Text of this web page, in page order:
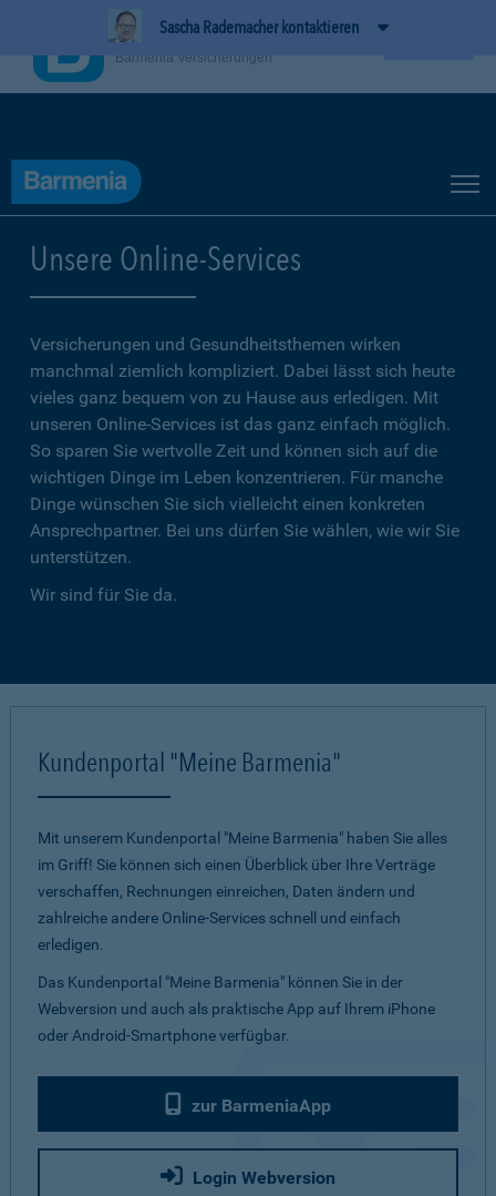
Sascha Rademacher kontaktieren
Unsere Online-Services
Versicherungen und Gesundheitsthemen wirken
manchmal ziemlich kompliziert. Dabei lässt sich heute
vieles ganz bequem von zu Hause aus erledigen. Mit
unseren Online-Services ist das ganz einfach möglich.
So sparen Sie wertvolle Zeit und können sich auf die
wichtigen Dinge im Leben konzentrieren. Für manche
Dinge wünschen Sie sich vielleicht einen konkreten
Ansprechpartner. Bei uns dürfen Sie wählen, wie wir Sie
unterstützen.
Wir sind für Sie da.
Kundenportal "Meine Barmenia"
Mit unserem Kundenportal "Meine Barmenia" haben Sie alles
im Griff! Sie können sich einen Überblick über Ihre Verträge
verschaffen, Rechnungen einreichen, Daten ändern und
zahlreiche andere Online-Services schnell und einfach
erledigen.
Das Kundenportal "Meine Barmenia" können Sie in der
Webversion und auch als praktische App auf Ihrem iPhone
oder Android-Smartphone verfügbar.
zur BarmeniaApp
Login Webversion
BarmeniaApp
Barmenia Versicherungen